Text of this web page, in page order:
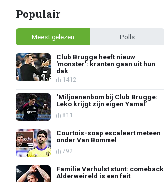
Populair
Meest gelezen Polls
Club Brugge heeft nieuw
'monster': kranten gaan uit hun
dak
1412
‘Miljoenenbom bij Club Brugge:
Leko krijgt zijn eigen Yamal’
811
Courtois-soap escaleert meteen
onder Van Bommel
792
Familie Verhulst stunt: comeback
Alderweireld is een feit